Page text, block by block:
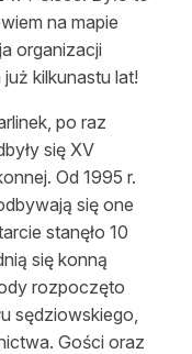
na mapie
organizacji
kilkunastu lat!
po raz
się XV
Od 1995 r.
się one
stanęło 10
się konną
rozpoczęto
sędziowskiego,
Gości oraz